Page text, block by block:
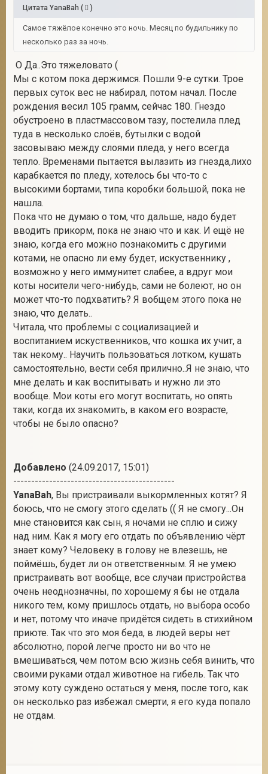
Цитата YanaBah ( )
Самое тяжёлое конечно это ночь. Месяц по будильнику по
несколько раз за ночь.
О Да..Это тяжеловато (
Мы с котом пока держимся. Пошли 9-е сутки. Трое
первых суток вес не набирал, потом начал. После
рождения весил 105 грамм, сейчас 180. Гнездо
обустроено в пластмассовом тазу, постелила плед
туда в несколько слоёв, бутылки с водой
засовываю между слоями пледа, у него всегда
тепло. Временами пытается вылазить из гнезда,лихо
карабкается по пледу, хотелось бы что-то с
высокими бортами, типа коробки большой, пока не
нашла.
Пока что не думаю о том, что дальше, надо будет
вводить прикорм, пока не знаю что и как. И ещё не
знаю, когда его можно познакомить с другими
котами, не опасно ли ему будет, искуственнику ,
возможно у него иммунитет слабее, а вдруг мои
коты носители чего-нибудь, сами не болеют, но он
может что-то подхватить? Я вобщем этого пока не
знаю, что делать..
Читала, что проблемы с социализацией и
воспитанием искуственников, что кошка их учит, а
так некому.. Научить пользоваться лотком, кушать
самостоятельно, вести себя прилично..Я не знаю, что
мне делать и как воспитывать и нужно ли это
вообще. Мои коты его могут воспитать, но опять
таки, когда их знакомить, в каком его возрасте,
чтобы не было опасно?
Добавлено (24.09.2017, 15:01)
---------------------------------------------
YanaBah, Вы пристраивали выкормленных котят? Я
боюсь, что не смогу этого сделать (( Я не смогу...Он
мне становится как сын, я ночами не сплю и сижу
над ним. Как я могу его отдать по объявлению чёрт
знает кому? Человеку в голову не влезешь, не
поймёшь, будет ли он ответственным. Я не умею
пристраивать вот вообще, все случаи пристройства
очень неоднозначны, по хорошему я бы не отдала
никого тем, кому пришлось отдать, но выбора особо
и нет, потому что иначе придётся сидеть в стихийном
приюте. Так что это моя беда, в людей веры нет
абсолютно, порой легче просто ни во что не
вмешиваться, чем потом всю жизнь себя винить, что
своими руками отдал животное на гибель. Так что
этому коту суждено остаться у меня, после того, как
он несколько раз избежал смерти, я его куда попало
не отдам.